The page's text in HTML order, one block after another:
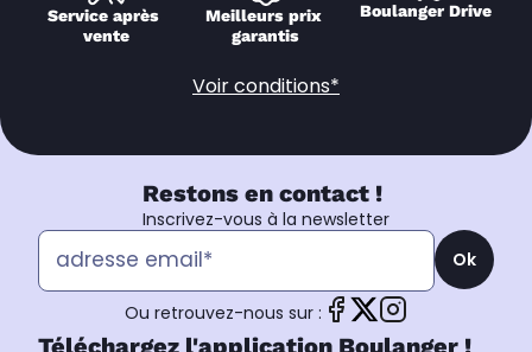
Service après
vente
Meilleurs prix
garantis
Boulanger Drive
Voir conditions*
Restons en contact !
Inscrivez-vous à la newsletter
Ok
Ou retrouvez-nous sur :
Téléchargez l'application Boulanger !